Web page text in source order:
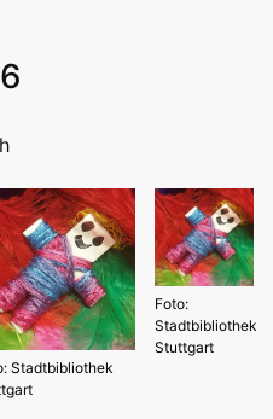
Foto:
Stadtbibliothek
Stuttgart
Stadtbibliothek